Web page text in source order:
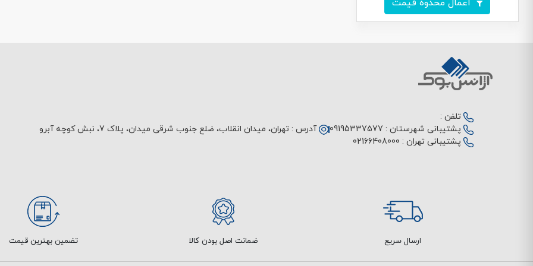
اعمال محدوه قیمت
تلفن :
پشتیبانی شهرستان : 09195337577
پشتیبانی تهران : 02166408000
آدرس : تهران، میدان انقلاب، ضلع جنوب شرقی میدان، پلاک 7، نبش کوچه آبرو
ارسال سریع ضمانت اصل بودن کالا تضمین بهترین قیمت